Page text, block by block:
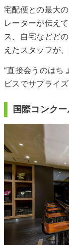
宅配便との最大
レーターが伝え
ス、自宅などど
えたスタッフが
“直接会うのはち
ビスでサプライ
国際コンク